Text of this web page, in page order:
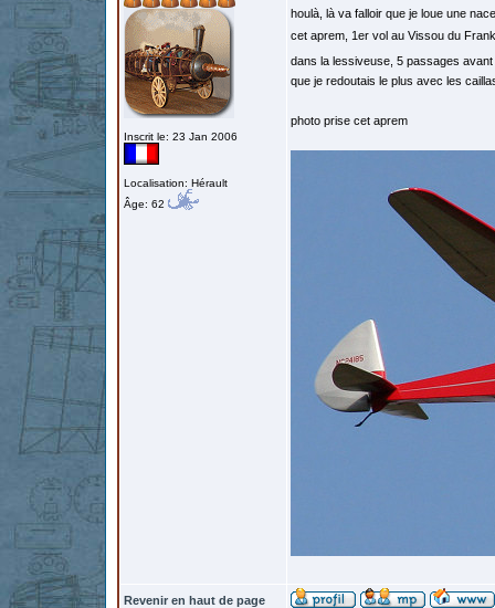
Inscrit le: 23 Jan 2006
Localisation: Hérault
Âge: 62
houlà, là va falloir que je loue une
cet aprem, 1er vol au Vissou du
dans la lessiveuse, 5 passages
que je redoutais le plus avec les
photo prise cet aprem
Revenir en haut de page